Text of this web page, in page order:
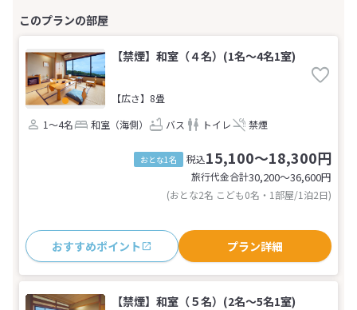
【禁煙】和室（４名）(1名～4名1室)
【広さ】8畳
1～4名
和室（海側） バス トイレ 禁煙
おとな1名 税込15,100～18,300円
旅行代金合計30,200〜36,600円
(おとな2名 こども0名・1部屋/1泊2日)
おすすめポイント プラン詳細
【禁煙】和室（５名）(2名～5名1室)